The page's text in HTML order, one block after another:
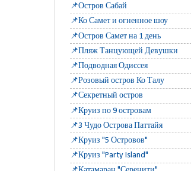
📌Остров Сабай
📌Ко Самет и огненное шоу
📌Остров Самет на 1 день
📌Пляж Танцующей Девушки
📌Подводная Одиссея
📌Розовый остров Ко Талу
📌Секретный остров
📌Круиз по 9 островам
📌3 Чудо Острова Паттайя
📌Круиз "5 Островов"
📌Круиз "Party Island"